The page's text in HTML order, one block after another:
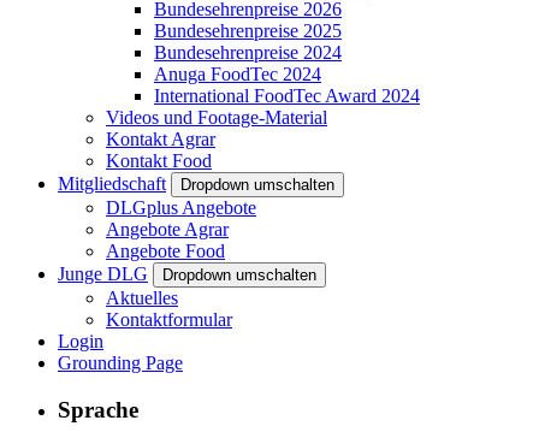
Bundesehrenpreise 2026
Bundesehrenpreise 2025
Bundesehrenpreise 2024
Anuga FoodTec 2024
International FoodTec Award 2024
Videos und Footage-Material
Kontakt Agrar
Kontakt Food
Mitgliedschaft
Dropdown umschalten
DLGplus Angebote
Angebote Agrar
Angebote Food
Junge DLG
Dropdown umschalten
Aktuelles
Kontaktformular
Login
Grounding Page
Sprache